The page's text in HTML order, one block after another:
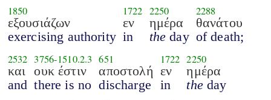
1850
εξουσιάζων
exercising authority
1722
εν
in
2250
ημέρα
the day
2288
θανάτου
of death;
2532
και
and
3756-1510.2.3
ουκ έστιν
there is no
651
αποστολή
discharge
1722
εν
in
2250
ημέρα
theday